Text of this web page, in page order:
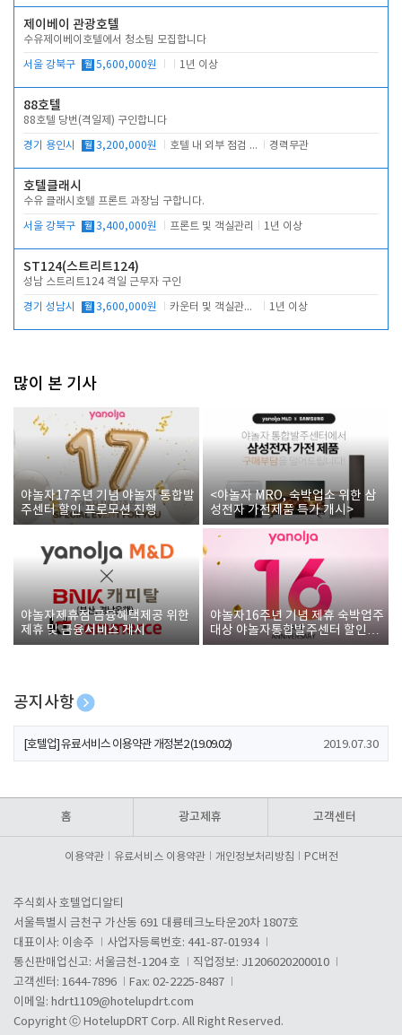
제이베이 관광호텔
수유제이베이호텔에서 청소팀 모집합니다
서울 강북구 월 5,600,000원 1년 이상
88호텔
88호텔 당번(격일제) 구인합니다
경기 용인시 월 3,200,000원 호텔 내 외부 점검 및 프런트 운영 경력무관
호텔클래시
수유 클래시호텔 프론트 과장님 구합니다.
서울 강북구 월 3,400,000원 프론트 및 객실관리 1년 이상
ST124(스트리트124)
성남 스트리트124 격일 근무자 구인
경기 성남시 월 3,600,000원 카운터 및 객실관리 전반 1년 이상
많이 본 기사
야놀자17주년 기념 야놀자 통합발
주센터 할인 프로모션 진행
<야놀자 MRO, 숙박업소 위한 삼
성전자 가전제품 특가 개시>
야놀자제휴점 금융혜택제공 위한
제휴 및 금융서비스 게시
야놀자16주년 기념 제휴 숙박업주
대상 야놀자통합발주센터 할인쿠
폰 증정
공지사항
[호텔업] 개인정보 처리방침 개정본1 (19.09.02)
[호텔업] 유료서비스 이용약관 개정본2 (19.09.02) 2019.07.30
홈 광고제휴 고객센터
이용약관 유료서비스 이용약관 개인정보처리방침 PC버전
주식회사 호텔업디알티
서울특별시 금천구 가산동 691 대륭테크노타운20차 1807호
대표이사: 이송주
사업자등록번호: 441-87-01934
통신판매업신고: 서울금천-1204 호
직업정보: J1206020200010
고객센터: 1644-7896
Fax: 02-2225-8487
이메일: hdrt1109@hotelupdrt.com
Copyright ⓒ HotelupDRT Corp. All Right Reserved.